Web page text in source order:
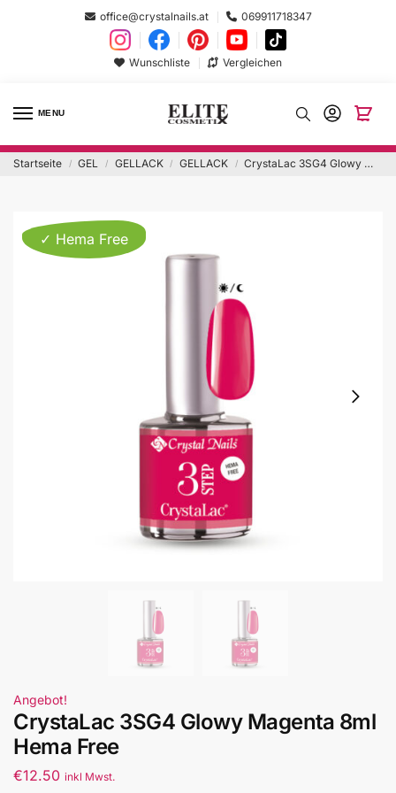
office@crystalnails.at 069911718347
Wunschliste Vergleichen
MENU
Startseite / GEL / GELLACK / GELLACK / CrystaLac 3SG4 Glowy Magenta 8ml Hema Free
✓ Hema Free
Angebot!
CrystaLac 3SG4 Glowy Magenta 8ml
Hema Free
€12.50 inkl Mwst.